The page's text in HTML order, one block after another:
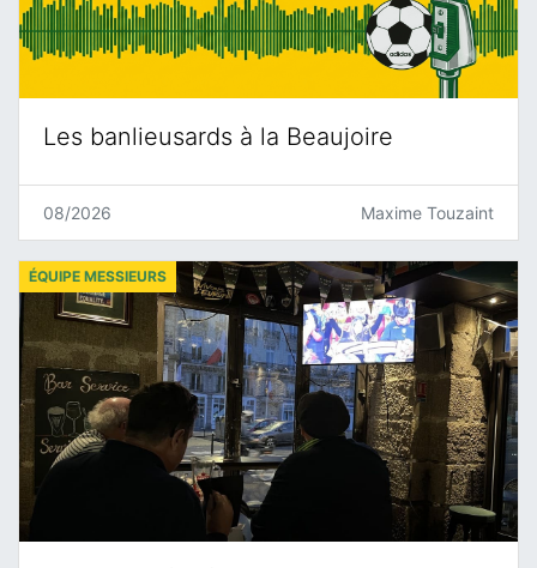
Les banlieusards à la Beaujoire
08/2026 Maxime Touzaint
ÉQUIPE MESSIEURS